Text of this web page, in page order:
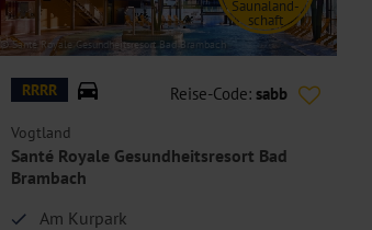
© Santé Royale Gesundheitsresort Bad Brambach
Saunaland-
schaft
RRRR Reise-Code: sabb
Vogtland
Santé Royale Gesundheitsresort Bad
Brambach
Am Kurpark